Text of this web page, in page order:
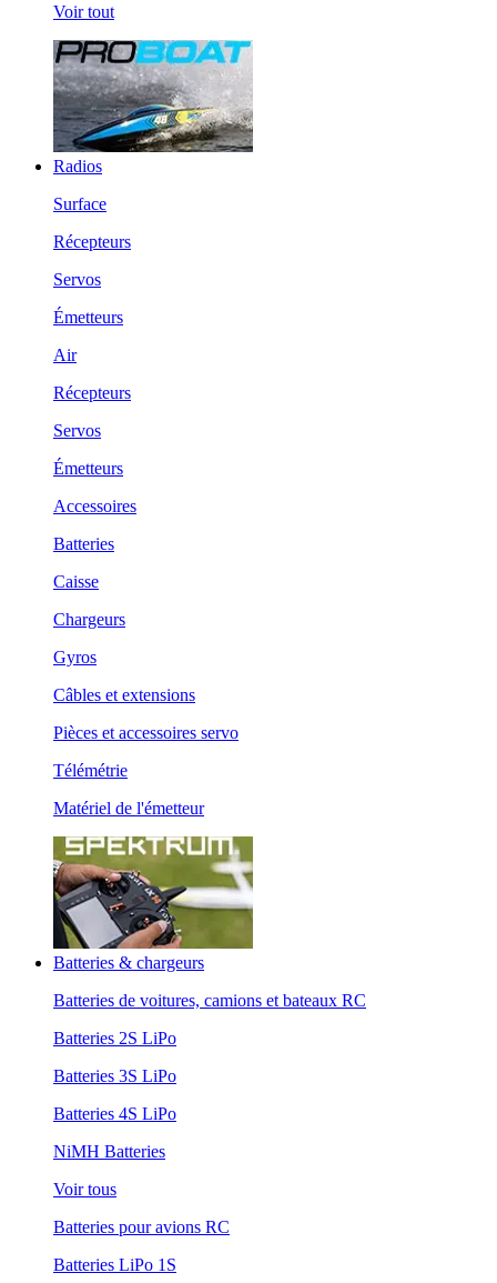
Voir tout
Radios
Surface
Récepteurs
Servos
Émetteurs
Air
Récepteurs
Servos
Émetteurs
Accessoires
Batteries
Caisse
Chargeurs
Gyros
Câbles et extensions
Pièces et accessoires servo
Télémétrie
Matériel de l'émetteur
Batteries & chargeurs
Batteries de voitures, camions et bateaux RC
Batteries 2S LiPo
Batteries 3S LiPo
Batteries 4S LiPo
NiMH Batteries
Voir tous
Batteries pour avions RC
Batteries LiPo 1S